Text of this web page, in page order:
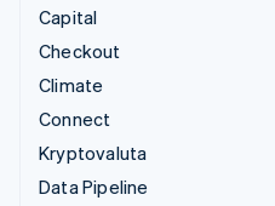
Capital
Checkout
Climate
Connect
Kryptovaluta
Data Pipeline